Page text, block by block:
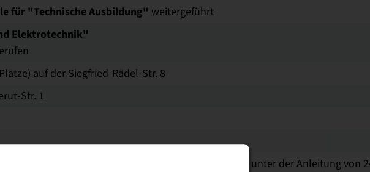
für "Technische Ausbildung" weitergeführt
Elektrotechnik"
auf der Siegfried-Rädel-Str. 8
Str. 1
307 Direktstudenten und 444 Abendstudenten unter der Anleitung von